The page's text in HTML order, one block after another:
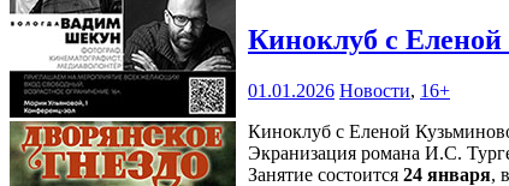
Киноклуб с
01.01.2026 Новости, 16+
Киноклуб с Еленой
Экранизация романа И.С.
Занятие состоится 24 января, в